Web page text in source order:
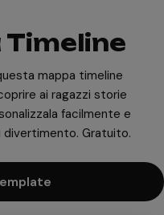
mappa timeline
ai ragazzi storie
facilmente e
Gratuito.